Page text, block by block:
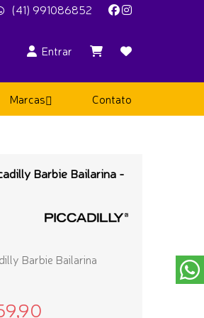
(41) 991086852
Entrar
Marcas Contato
Barbie Bailarina -
Barbie Bailarina